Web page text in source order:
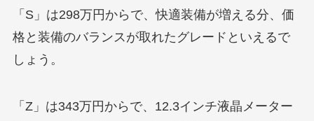
「S」は298万円からで、快適装備が増える分、価
格と装備のバランスが取れたグレードといえるで
しょう。
「Z」は343万円からで、12.3インチ液晶メーター